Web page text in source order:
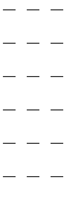
— — —
— — —
— — —
— — —
— — —
— — —